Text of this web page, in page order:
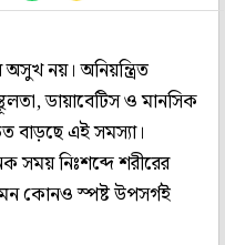
নয়। অনিয়ন্ত্রিত
ডায়াবেটিস ও মানসিক
বাড়ছে এই সমস্যা।
সময় নিঃশব্দে শরীরের
কোনও স্পষ্ট উপসর্গই